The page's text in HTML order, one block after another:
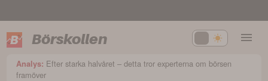
Börskollen
Analys: Efter starka halvåret – detta tror experterna om börsen
framöver